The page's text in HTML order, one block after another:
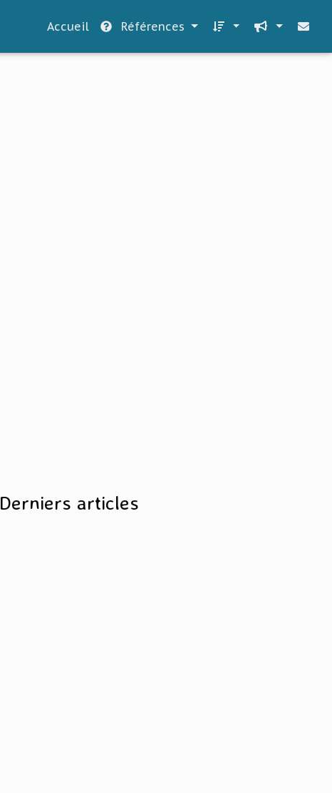
Accueil Références
Derniers articles